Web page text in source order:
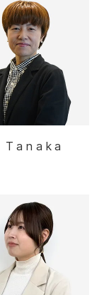
Tanaka